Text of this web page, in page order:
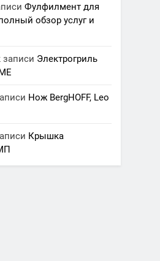
Фулфилмент для
обзор услуг и
записи Электрогриль
Нож BergHOFF, Leo
Крышка